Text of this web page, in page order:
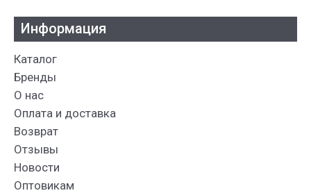
Информация
Каталог
Бренды
О нас
Оплата и доставка
Возврат
Отзывы
Новости
Оптовикам